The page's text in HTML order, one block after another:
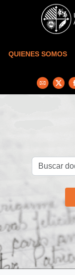
Skip to main content
QUIENES SOMOS